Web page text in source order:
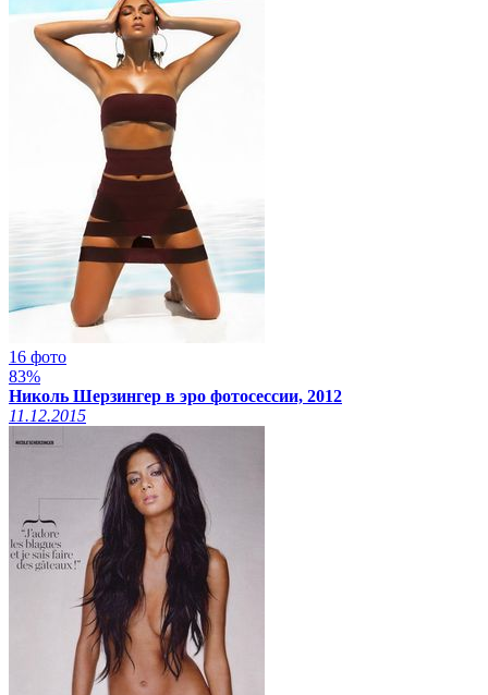
16 фото
83%
Николь Шерзингер в эро фотосессии, 2012
11.12.2015